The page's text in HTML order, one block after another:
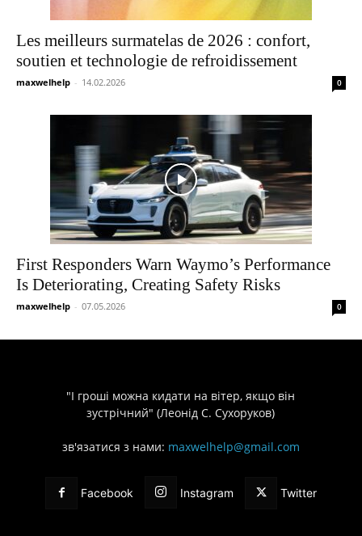
Les meilleurs surmatelas de 2026 : confort,
soutien et technologie de refroidissement
maxwelhelp - 14.02.2026 0
First Responders Warn Waymo’s Performance
Is Deteriorating, Creating Safety Risks
maxwelhelp - 07.05.2026 0
"І гроші можна кидати на вітер, якщо він
зустрічний" (Леонід С. Сухоруков)
зв'язатися з нами: maxwelhelp@gmail.com
Facebook Instagram Twitter